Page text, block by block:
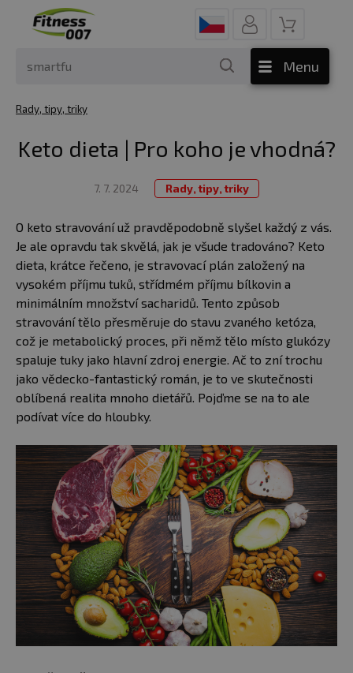
Menu
Rady, tipy, triky
Keto dieta | Pro koho je vhodná?
7. 7. 2024 Rady, tipy, triky
O keto stravování už pravděpodobně slyšel každý z vás.
Je ale opravdu tak skvělá, jak je všude tradováno? Keto
dieta, krátce řečeno, je stravovací plán založený na
vysokém příjmu tuků, střídmém příjmu bílkovin a
minimálním množství sacharidů. Tento způsob
stravování tělo přesměruje do stavu zvaného ketóza,
což je metabolický proces, při němž tělo místo glukózy
spaluje tuky jako hlavní zdroj energie. Ač to zní trochu
jako vědecko-fantastický román, je to ve skutečnosti
oblíbená realita mnoho dietářů. Pojďme se na to ale
podívat více do hloubky.